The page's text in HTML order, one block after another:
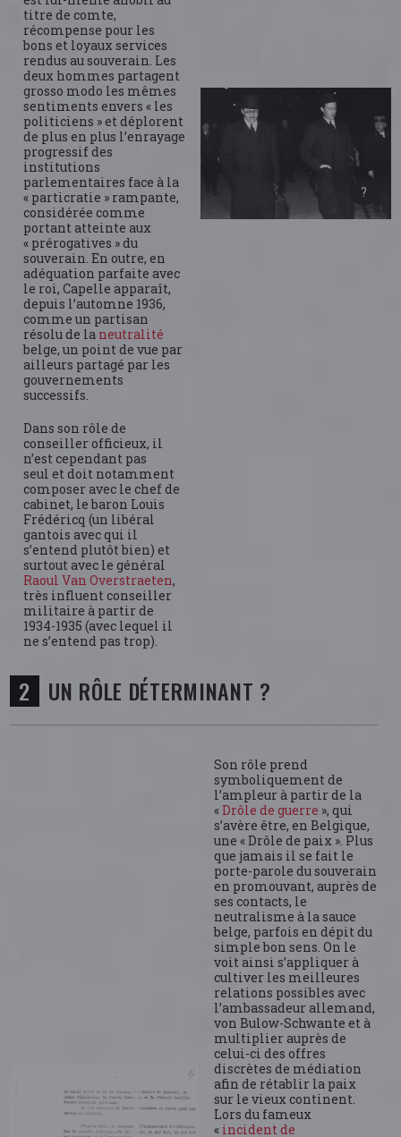
titre de comte,
récompense pour les
bons et loyaux services
rendus au souverain. Les
deux hommes partagent
grosso modo les mêmes
sentiments envers « les
politiciens » et déplorent
de plus en plus l’enrayage
progressif des
institutions
parlementaires face à la
« particratie » rampante,
considérée comme
portant atteinte aux
« prérogatives » du
souverain. En outre, en
adéquation parfaite avec
le roi, Capelle apparaît,
depuis l’automne 1936,
comme un partisan
résolu de la neutralité
belge, un point de vue par
ailleurs partagé par les
gouvernements
successifs.
Dans son rôle de
conseiller officieux, il
n’est cependant pas
seul et doit notamment
composer avec le chef de
cabinet, le baron Louis
Frédéricq (un libéral
gantois avec qui il
s’entend plutôt bien) et
surtout avec le général
Raoul Van Overstraeten,
très influent conseiller
militaire à partir de
1934-1935 (avec lequel il
ne s’entend pas trop).
UN RÔLE DÉTERMINANT ?
Son rôle prend
symboliquement de
l’ampleur à partir de la
«Drôle de guerre », qui
s’avère être, en Belgique,
une « Drôle de paix ». Plus
que jamais il se fait le
porte-parole du souverain
en promouvant, auprès de
ses contacts, le
neutralisme à la sauce
belge, parfois en dépit du
simple bon sens. On le
voit ainsi s’appliquer à
cultiver les meilleures
relations possibles avec
l’ambassadeur allemand,
von Bulow-Schwante et à
multiplier auprès de
celui-ci des offres
discrètes de médiation
afin de rétablir la paix
sur le vieux continent.
Lors du fameux
« incident de